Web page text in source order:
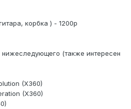
корбка ) - 1200р
(также интересен
(X360)
(X360)